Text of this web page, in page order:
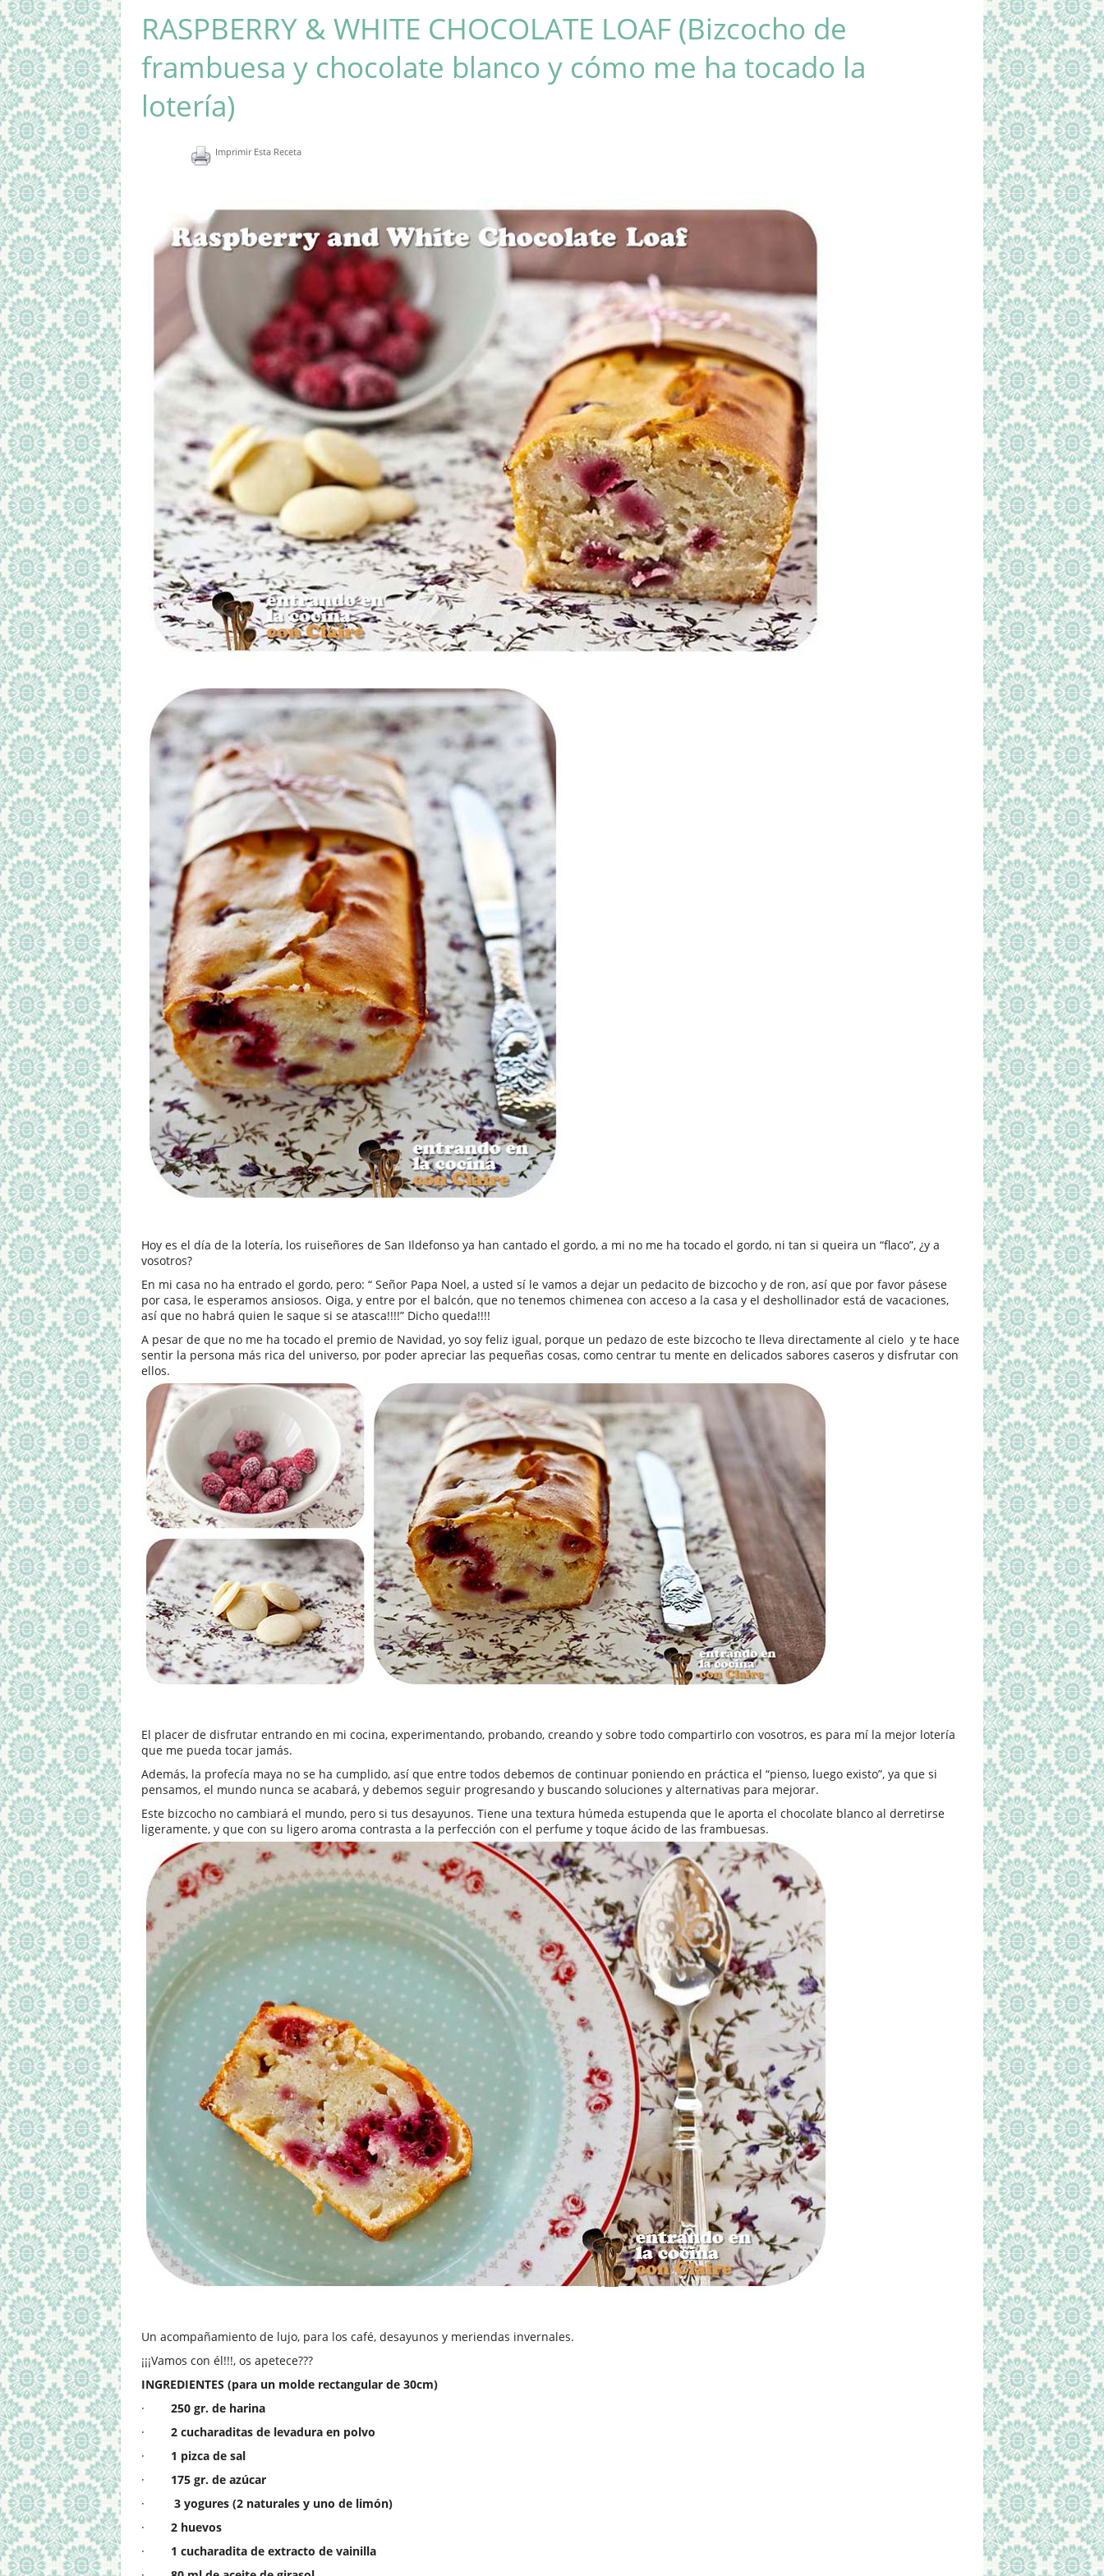
RASPBERRY & WHITE CHOCOLATE LOAF (Bizcocho de
frambuesa y chocolate blanco y cómo me ha tocado la
lotería)
Imprimir Esta Receta
Hoy es el día de la lotería, los ruiseñores de San Ildefonso ya han cantado el gordo, a mi no me ha tocado el gordo, ni tan si queira un “flaco”, ¿y a
vosotros?
En mi casa no ha entrado el gordo, pero: “ Señor Papa Noel, a usted sí le vamos a dejar un pedacito de bizcocho y de ron, así que por favor pásese
por casa, le esperamos ansiosos. Oiga, y entre por el balcón, que no tenemos chimenea con acceso a la casa y el deshollinador está de vacaciones,
así que no habrá quien le saque si se atasca!!!!” Dicho queda!!!!
A pesar de que no me ha tocado el premio de Navidad, yo soy feliz igual, porque un pedazo de este bizcocho te lleva directamente al cielo y te hace
sentir la persona más rica del universo, por poder apreciar las pequeñas cosas, como centrar tu mente en delicados sabores caseros y disfrutar con
ellos.
El placer de disfrutar entrando en mi cocina, experimentando, probando, creando y sobre todo compartirlo con vosotros, es para mí la mejor lotería
que me pueda tocar jamás.
Además, la profecía maya no se ha cumplido, así que entre todos debemos de continuar poniendo en práctica el “pienso, luego existo”, ya que si
pensamos, el mundo nunca se acabará, y debemos seguir progresando y buscando soluciones y alternativas para mejorar.
Este bizcocho no cambiará el mundo, pero si tus desayunos. Tiene una textura húmeda estupenda que le aporta el chocolate blanco al derretirse
ligeramente, y que con su ligero aroma contrasta a la perfección con el perfume y toque ácido de las frambuesas.
Un acompañamiento de lujo, para los café, desayunos y meriendas invernales.
¡¡¡Vamos con él!!!, os apetece???
INGREDIENTES (para un molde rectangular de 30cm)
·
250 gr. de harina
·
2 cucharaditas de levadura en polvo
·
1 pizca de sal
·
175 gr. de azúcar
·
3 yogures (2 naturales y uno de limón)
·
2 huevos
·
1 cucharadita de extracto de vainilla